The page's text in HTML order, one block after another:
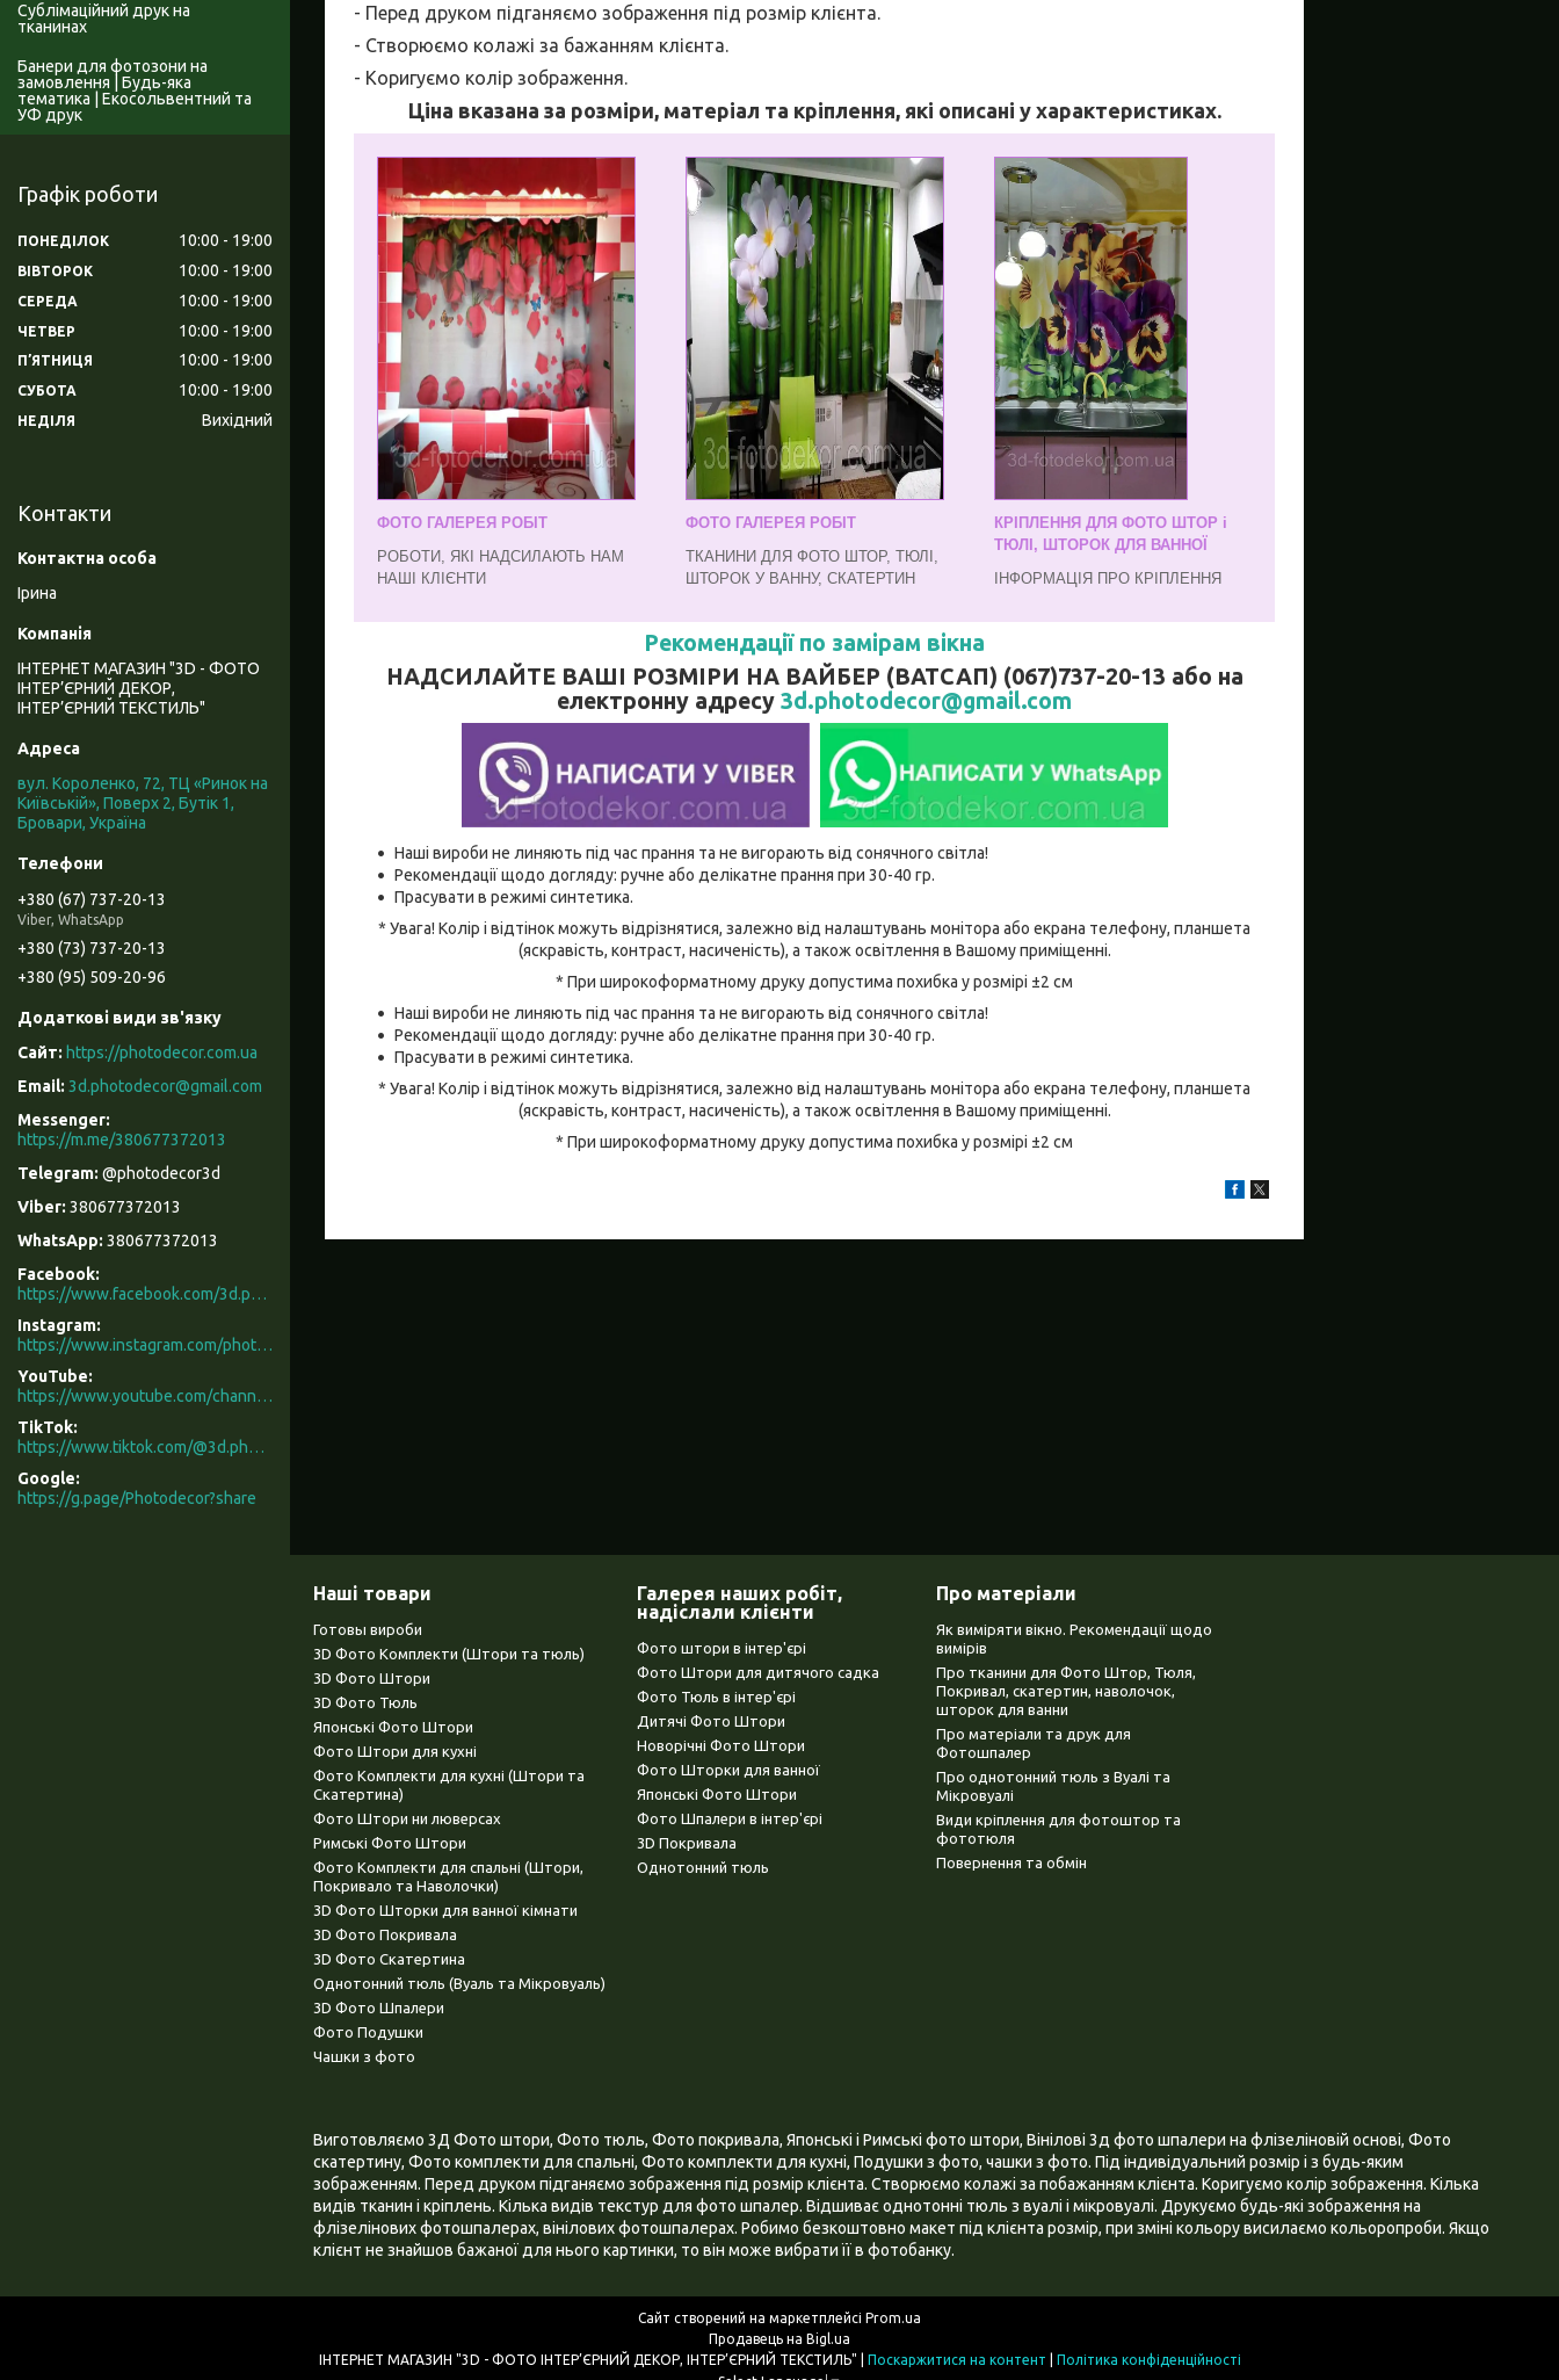
- Перед друком підганяємо зображення під розмір клієнта.
- Створюємо колажі за бажанням клієнта.
- Коригуємо колір зображення.
Ціна вказана за розміри, матеріал та кріплення, які описані у характеристиках.
ФОТО ГАЛЕРЕЯ РОБІТ
РОБОТИ, ЯКІ НАДСИЛАЮТЬ НАМ
НАШІ КЛІЄНТИ
ФОТО ГАЛЕРЕЯ РОБІТ
ТКАНИНИ ДЛЯ ФОТО ШТОР, ТЮЛІ,
ШТОРОК У ВАННУ, СКАТЕРТИН
КРІПЛЕННЯ ДЛЯ ФОТО ШТОР і
ТЮЛІ, ШТОРОК ДЛЯ ВАННОЇ
ІНФОРМАЦІЯ ПРО КРІПЛЕННЯ
Рекомендації по замірам вікна
НАДСИЛАЙТЕ ВАШІ РОЗМІРИ НА ВАЙБЕР (ВАТСАП) (067)737-20-13 або на
електронну адресу 3d.photodecor@gmail.com
Наші вироби не линяють під час прання та не вигорають від сонячного світла!
Рекомендації щодо догляду: ручне або делікатне прання при 30-40 гр.
Прасувати в режимі синтетика.
* Увага! Колір і відтінок можуть відрізнятися, залежно від налаштувань монітора або екрана телефону, планшета
(яскравість, контраст, насиченість), а також освітлення в Вашому приміщенні.
* При широкоформатному друку допустима похибка у розмірі ±2 см
Наші вироби не линяють під час прання та не вигорають від сонячного світла!
Рекомендації щодо догляду: ручне або делікатне прання при 30-40 гр.
Прасувати в режимі синтетика.
* Увага! Колір і відтінок можуть відрізнятися, залежно від налаштувань монітора або екрана телефону, планшета
(яскравість, контраст, насиченість), а також освітлення в Вашому приміщенні.
* При широкоформатному друку допустима похибка у розмірі ±2 см
Сублімаційний друк на
тканинах
Банери для фотозони на
замовлення | Будь-яка
тематика | Екосольвентний та
УФ друк
Графік роботи
ПОНЕДІЛОК 10:00 19:00
ВІВТОРОК 10:00 19:00
СЕРЕДА 10:00 19:00
ЧЕТВЕР 10:00 19:00
ПʼЯТНИЦЯ 10:00 19:00
СУБОТА 10:00 19:00
НЕДІЛЯ Вихідний
Контакти
Ірина
ІНТЕРНЕТ МАГАЗИН "3D - ФОТО
ІНТЕР’ЄРНИЙ ДЕКОР,
ІНТЕР’ЄРНИЙ ТЕКСТИЛЬ"
вул. Короленко, 72, ТЦ «Ринок на
Київській», Поверх 2, Бутік 1,
Бровари, Україна
+380 (67) 737-20-13
Viber, WhatsApp
+380 (73) 737-20-13
+380 (95) 509-20-96
https://photodecor.com.ua
3d.photodecor@gmail.com
https://m.me/380677372013
@photodecor3d
380677372013
380677372013
Facebook
https://www.facebook.com/3d.photodecor/
Instagram
https://www.instagram.com/photodecor.com.ua/
YouTube
https://www.youtube.com/channel/UCXCUerfqRY1Pw7-IptdbqyA/videos
TikTok
https://www.tiktok.com/@3d.photodecor?is_from_webapp=1&sender_device=pc
Google
https://g.page/Photodecor?share
Наші товари
Готовы вироби
3D Фото Комплекти (Штори та тюль)
3D Фото Штори
3D Фото Тюль
Японські Фото Штори
Фото Штори для кухні
Фото Комплекти для кухні (Штори та
Скатертина)
Фото Штори ни люверсах
Римські Фото Штори
Фото Комплекти для спальні (Штори,
Покривало та Наволочки)
3D Фото Шторки для ванної кімнати
3D Фото Покривала
3D Фото Скатертина
Однотонний тюль (Вуаль та Мікровуаль)
3D Фото Шпалери
Фото Подушки
Чашки з фото
Галерея наших робіт,
надіслали клієнти
Фото штори в інтер'єрі
Фото Штори для дитячого садка
Фото Тюль в інтер'єрі
Дитячі Фото Штори
Новорічні Фото Штори
Фото Шторки для ванної
Японські Фото Штори
Фото Шпалери в інтер'єрі
3D Покривала
Однотонний тюль
Про матеріали
Як виміряти вікно. Рекомендації щодо
вимірів
Про тканини для Фото Штор, Тюля,
Покривал, скатертин, наволочок,
шторок для ванни
Про матеріали та друк для
Фотошпалер
Про однотонний тюль з Вуалі та
Мікровуалі
Види кріплення для фотоштор та
фототюля
Повернення та обмін
Виготовляємо 3Д Фото штори, Фото тюль, Фото покривала, Японські і Римські фото штори, Вінілові 3д фото шпалери на флізеліновій основі, Фото
скатертину, Фото комплекти для спальні, Фото комплекти для кухні, Подушки з фото, чашки з фото. Під індивідуальний розмір і з будь-яким
зображенням. Перед друком підганяємо зображення під розмір клієнта. Створюємо колажі за побажанням клієнта. Коригуємо колір зображення. Кілька
видів тканин і кріплень. Кілька видів текстур для фото шпалер. Відшиває однотонні тюль з вуалі і мікровуалі. Друкуємо будь-які зображення на
флізелінових фотошпалерах, вінілових фотошпалерах. Робимо безкоштовно макет під клієнта розмір, при зміні кольору висилаємо кольоропроби. Якщо
клієнт не знайшов бажаної для нього картинки, то він може вибрати її в фотобанку.
Сайт створений на маркетплейсі Prom.ua
Продавець на Bigl.ua
Поскаржитися на контент
Політика конфіденційності